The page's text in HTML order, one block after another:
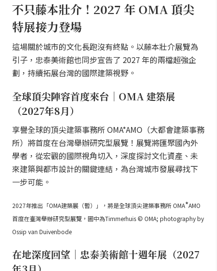
不只藤本壯介！2027 年 OMA 頂尖
特展接力登場
這場關於城市的文化長跑沒有終點。以藤本壯介展覽為
引子，忠泰美術館也同步宣告了 2027 年的兩檔超強企
劃，持續拓展台灣的國際建築視野。
全球頂尖陣容首度來台｜OMA 建築展
（2027年8月）
享譽全球的頂尖建築事務所 OMA*AMO（大都會建築事務
所）將首度在台灣舉辦研究型展覽！展覽將匯聚國內外
學者，從宏觀的國際視角切入，深度探討文化資產、未
來建築與都市設計的關鍵連結，為台灣城市發展尋找下
一步可能。
2027年推出「OMA建築展（暫）」，將是全球頂尖建築事務所 OMA*AMO
首度在臺灣舉辦研究型展覽，圖中為Timmerhuis © OMA; photography by
Ossip van Duivenbode
在地深度回望｜忠泰美術館十週年展（2027